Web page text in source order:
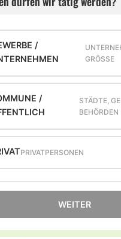
/
GRÖSSE
/
STÄDTE,
BEHÖRDEN
PRIVATPERSONEN
WEITER